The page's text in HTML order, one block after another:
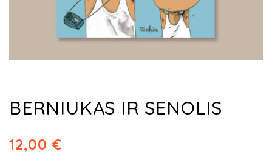
BERNIUKAS IR SENOLIS
12,00 €